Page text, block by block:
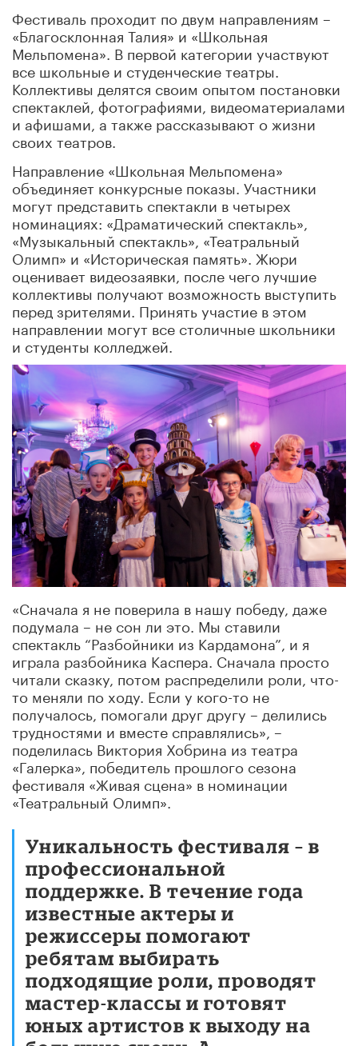
Фестиваль проходит по двум направлениям –
«Благосклонная Талия» и «Школьная
Мельпомена». В первой категории участвуют
все школьные и студенческие театры.
Коллективы делятся своим опытом постановки
спектаклей, фотографиями, видеоматериалами
и афишами, а также рассказывают о жизни
своих театров.
Направление «Школьная Мельпомена»
объединяет конкурсные показы. Участники
могут представить спектакли в четырех
номинациях: «Драматический спектакль»,
«Музыкальный спектакль», «Театральный
Олимп» и «Историческая память». Жюри
оценивает видеозаявки, после чего лучшие
коллективы получают возможность выступить
перед зрителями. Принять участие в этом
направлении могут все столичные школьники
и студенты колледжей.
«Сначала я не поверила в нашу победу, даже
подумала – не сон ли это. Мы ставили
спектакль “Разбойники из Кардамона”, и я
играла разбойника Каспера. Сначала просто
читали сказку, потом распределили роли, что-
то меняли по ходу. Если у кого-то не
получалось, помогали друг другу – делились
трудностями и вместе справлялись», –
поделилась Виктория Хобрина из театра
«Галерка», победитель прошлого сезона
фестиваля «Живая сцена» в номинации
«Театральный Олимп».
Уникальность фестиваля – в
профессиональной
поддержке. В течение года
известные актеры и
режиссеры помогают
ребятам выбирать
подходящие роли, проводят
мастер-классы и готовят
юных артистов к выходу на